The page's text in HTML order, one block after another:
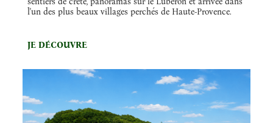
l'un des plus beaux villages perchés de Haute-Provence.
JE DÉCOUVRE